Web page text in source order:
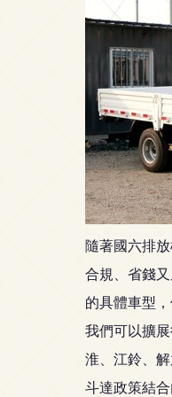
隨著國六排
合規、省錢
的具體車型
我們可以擴
淮、江鈴、
斗達政策結